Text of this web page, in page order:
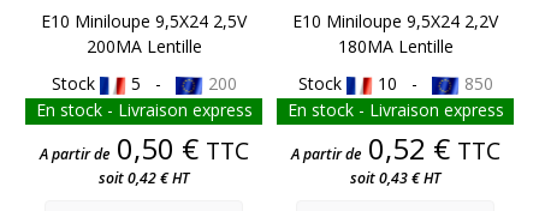
E10 Miniloupe 9,5X24 2,5V
200MA Lentille
Stock
5 -
200
En stock - Livraison express
Prix
A partir de 0,50 € TTC
soit 0,42 € HT
E10 Miniloupe 9,5X24 2,2V
180MA Lentille
Stock
10 -
850
En stock - Livraison express
Prix
A partir de 0,52 € TTC
soit 0,43 € HT